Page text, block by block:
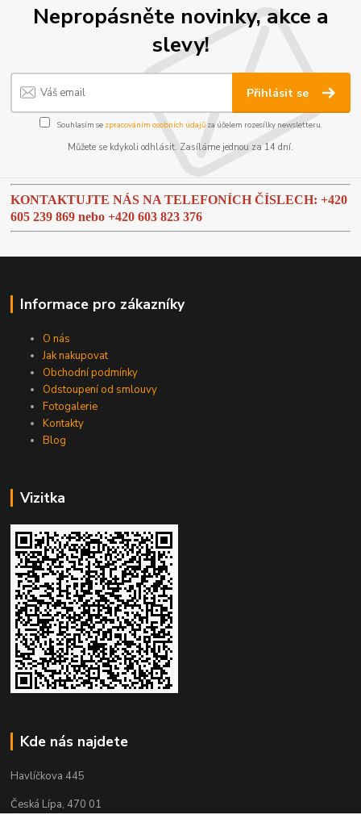
Nepropásněte novinky, akce a
slevy!
Přihlásit se
Souhlasím se zpracováním osobních údajůza účelem rozesílky newsletteru.
Můžete se kdykoli odhlásit. Zasíláme jednou za 14 dní.
KONTAKTUJTE NÁS NA TELEFONÍCH ČÍSLECH: +420
605 239 869 nebo+420 603 823 376
Informace pro zákazníky
O nás
Jak nakupovat
Obchodní podmínky
Odstoupení od smlouvy
Fotogalerie
Kontakty
Blog
Vizitka
Kde nás najdete
Havlíčkova 445
Česká Lípa, 470 01